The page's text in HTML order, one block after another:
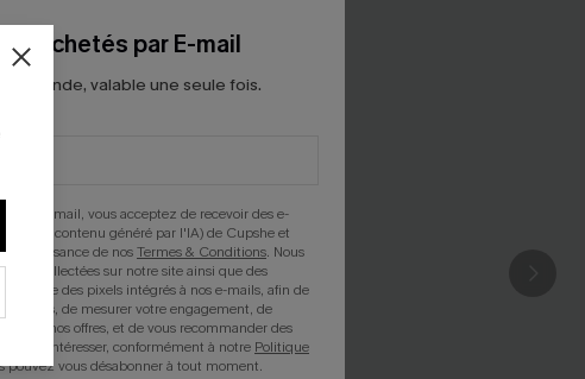
2 Achetés par E-mail
valable une seule fois.
e-mail, vous acceptez de recevoir des e-
du contenu généré par l'IA) de Cupshe et
de nosTermes & Conditions. Nous
collectées sur notre site ainsi que des
que des pixels intégrés à nos e-mails, afin de
ouverts, de mesurer votre engagement, de
et nos offres, et de vous recommander des
vous intéresser, conformément à notre Politique
pouvez vous désabonner à tout moment.